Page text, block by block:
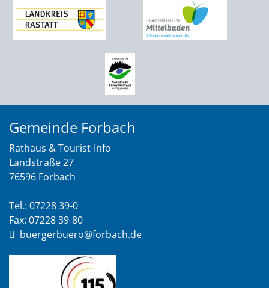
Gemeinde Forbach
Rathaus & Tourist-Info
Landstraße 27
76596 Forbach
Tel.: 07228 39-0
Fax: 07228 39-80
buergerbuero@forbach.de